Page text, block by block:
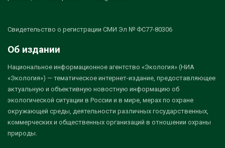
Свидетельство о регистрации СМИ Эл № ФС77-80306
Об издании
Национальное информационное агентство «Экология» (НИА
«Экология») — тематическое интернет-издание, предоставляющее
актуальную и объективную новостную информацию об
экологической ситуации в России и в мире, мерах по охране
окружающей среды, деятельности различных государственных,
коммерческих и общественных организаций в отношении охраны
природы.